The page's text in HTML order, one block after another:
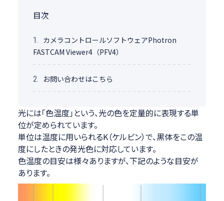
目次
1. カメラコントロールソフトウェアPhotron
FASTCAM Viewer4（PFV4）
2. お問い合わせはこちら
光には「色温度」という、光の色を定量的に表現する単
位が定められています。
単位は温度に用いられるK（ケルビン）で、黒体をこの温
度にしたときの発光色に対応しています。
色温度の目安は様々ありますが、下記のような目安が
あります。